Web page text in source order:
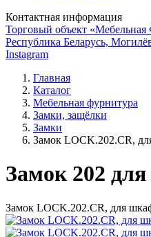
Контактная информация
Торговый объект «Мебельная
Республика Беларусь,
Instagram
Главная
Каталог
Мебельная фурнитура
Замки, защёлки
Замки
Замок LOCK.202.CR,
Замок 202
Замок LOCK.202.CR, для